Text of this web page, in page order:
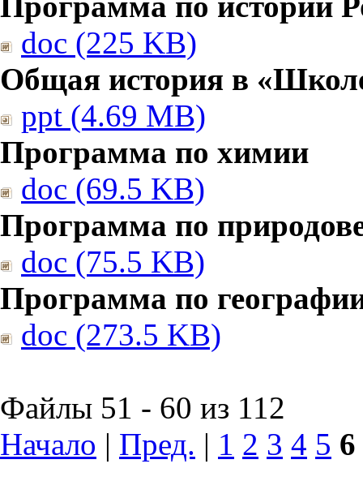
doc (225 KB)
Общая история в
ppt (4.69 MB)
Программа по химии
doc (69.5 KB)
Программа по
doc (75.5 KB)
Программа по
doc (273.5 KB)
Файлы 51 - 60 из 112
Начало | Пред. | 1 2 3 4 5 6